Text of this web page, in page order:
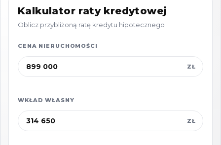
mogą być podstawą do dalszej rozbudowy lub
Budynek w zabudowie bliźniaczej: Obiekt w
stanie do generalnego remontu, jednak
bali o wymiarach 25x27 cm, z plastikowymi
Kalkulator raty kredytowej
Oblicz przybliżoną ratę kredytu hipotecznego
CENA NIERUCHOMOŚCI
ZŁ
WKŁAD WŁASNY
ZŁ